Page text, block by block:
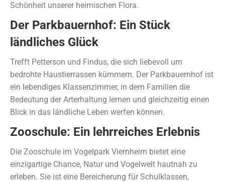
Schönheit unserer heimischen Flora.
Der Parkbauernhof: Ein Stück
ländliches Glück
Trefft Petterson und Findus, die sich liebevoll um
bedrohte Haustierrassen kümmern. Der Parkbauernhof ist
ein lebendiges Klassenzimmer, in dem Familien die
Bedeutung der Arterhaltung lernen und gleichzeitig einen
Blick in das ländliche Leben werfen können.
Zooschule: Ein lehrreiches Erlebnis
Die Zooschule im Vogelpark Viernheim bietet eine
einzigartige Chance, Natur und Vogelwelt hautnah zu
erleben. Sie ist eine Bereicherung für Schulklassen,